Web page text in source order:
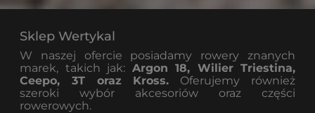
Sklep Wertykal
W naszej ofercie posiadamy rowery znanych
marek, takich jak: Argon 18, Wilier Triestina,
Ceepo, 3T oraz Kross. Oferujemy również
szeroki wybór akcesoriów oraz części
rowerowych.